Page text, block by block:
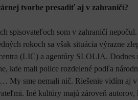
tvorbe presadiť aj v zahraničí?
spisovateľoch som v zahraničí
rokoch sa však situácia výrazne
(LIC) a agentúry SLOLIA. Dodnes
kde mali police rozdelené podľa
My sme nemali nič. Riešenie vidím aj v
Iné kultúry majú zároveň